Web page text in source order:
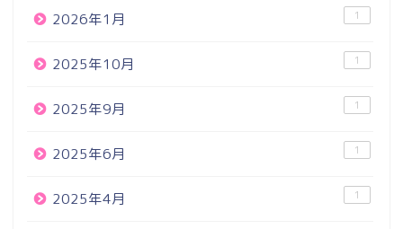
2026年1月 1
2025年10月 1
2025年9月 1
2025年6月 1
2025年4月 1